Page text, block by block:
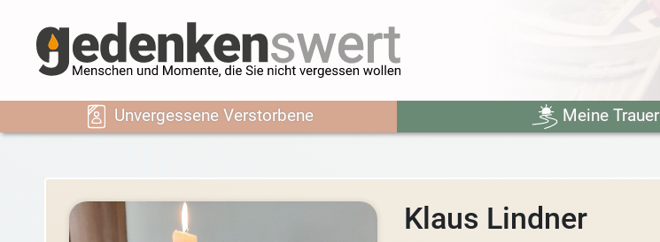
Unvergessene Verstorbene Meine Trauer
Klaus Lindner